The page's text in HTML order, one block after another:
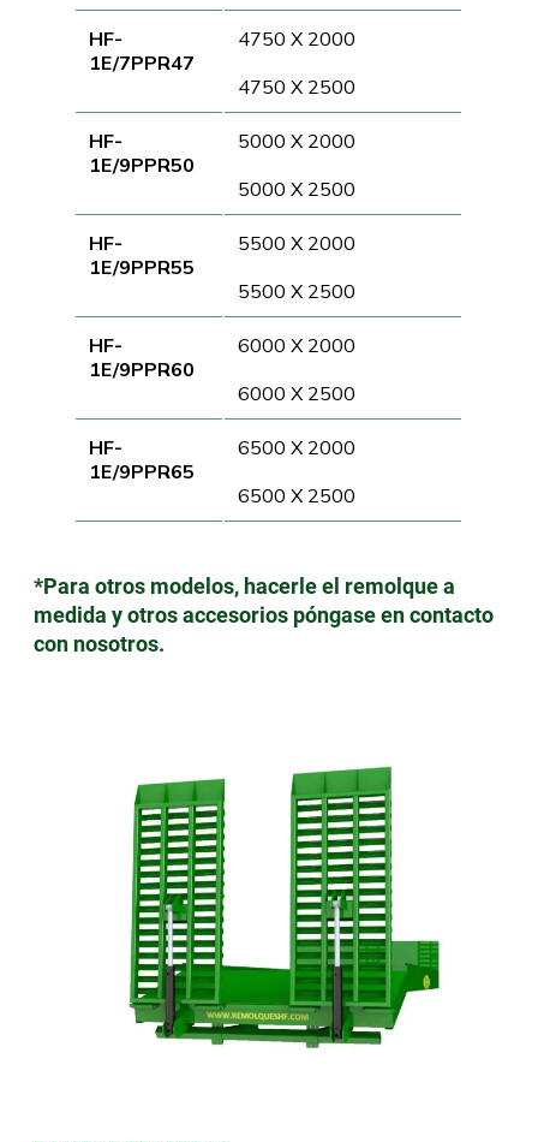
HF-
1E/7PPR47
4750 X 2000
4750 X 2500
HF-
1E/9PPR50
5000 X 2000
5000 X 2500
HF-
1E/9PPR55
5500 X 2000
5500 X 2500
HF-
1E/9PPR60
6000 X 2000
6000 X 2500
HF-
1E/9PPR65
6500 X 2000
6500 X 2500
*Para otros modelos, hacerle el remolque a
medida y otros accesorios póngase en contacto
con nosotros.